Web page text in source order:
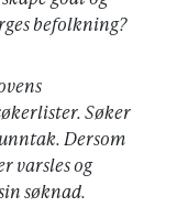
befolkning?
Søker
Dersom
varsles og
søknad.